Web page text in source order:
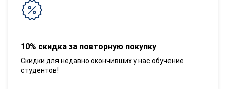
10% скидка за повторную покупку
Скидки для недавно окончивших у нас обучение
студентов!